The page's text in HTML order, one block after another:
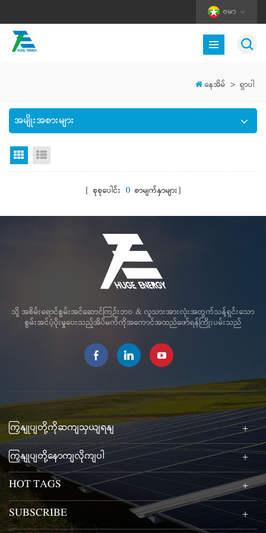
ဗမာ
နေအိမ် > ရှာပါ
အမျိုးအစားများ
Grid မြင်ကွင်း
[ စုစုပေါင်း 0စာမျက်နှာများ]
သို့ အစိမ်းရောင်စွမ်းအင်ဆောင်ကြဉ်းဘဝ & လူသားအားလုံးအတွက်သန့်ရှင်းသော
စွမ်းအင်ပံ့ပိုးမှုပေးသည့်အိပ်မက်ကိုအကောင်အထည်ဖော်ရန်ကြိုးပမ်းသည်
ကြှနျုပျတို့ကိုဆကျသှယျရနျ
ကြှနျုပျတို့နောကျလိုကျပါ
HOT TAGS
SUBSCRIBE